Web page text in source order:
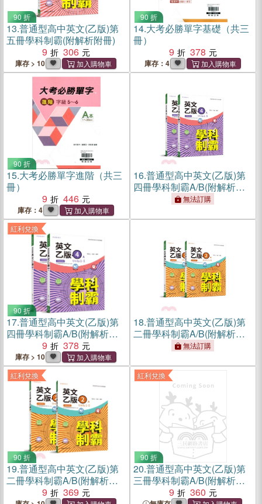
90 折
13.普通型高中英文(乙版)第
五冊學科制霸(附解析附冊)
9
306
庫存 > 10
90 折
14.大考必勝單字基礎（共三
冊）
9
378
庫存：4
90 折
15.大考必勝單字進階（共三
冊）
9
446
庫存：4
16.普通型高中英文(乙版)第
四冊學科制霸A/B(附解析附
無法訂購
紅利兌換
90 折
17.普通型高中英文(乙版)第
四冊學科制霸A/B(附解析附
9 378
庫存 > 10
18.普通型高中英文(乙版)第
二冊學科制霸A/B(附解析附
無法訂購
紅利兌換
90 折
19.普通型高中英文(乙版)第
二冊學科制霸A/B(附解析附
9 369
紅利兌換
90 折
20.普通型高中英文(乙版)第
三冊學科制霸A/B(附解析附
9 360